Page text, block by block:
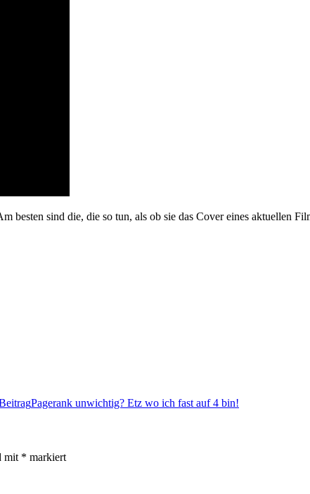
besten sind die, die so tun, als ob sie das Cover eines aktuellen
Pagerank unwichtig? Etz wo ich fast auf 4 bin!
mit * markiert